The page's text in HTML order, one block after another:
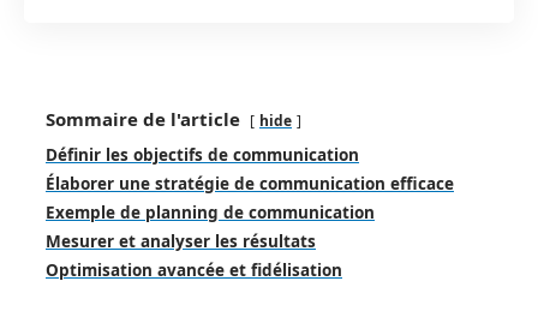
Sommaire de l'article hide
Définir les objectifs de communication
Élaborer une stratégie de communication efficace
Exemple de planning de communication
Mesurer et analyser les résultats
Optimisation avancée et fidélisation